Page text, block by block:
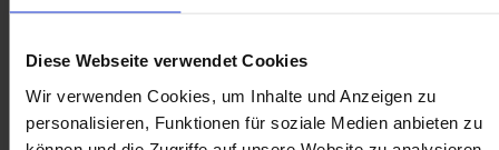
Diese Webseite verwendet Cookies
Wir verwenden Cookies, um Inhalte und Anzeigen zu
personalisieren, Funktionen für soziale Medien anbieten zu